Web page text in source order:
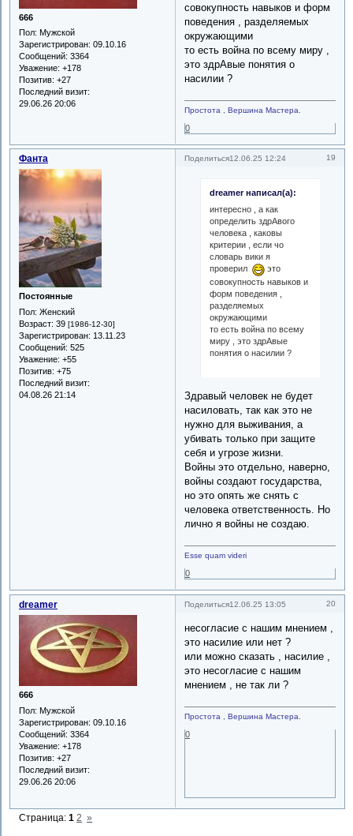
666
Пол: Мужской
Зарегистрирован: 09.10.16
Сообщений: 3364
Уважение: +178
Позитив: +27
Последний визит:
29.06.26 20:06
совокупность навыков и форм
поведения , разделяемых
окружающими
то есть война по всему миру ,
это здрАвые понятия о
насилии ?
Простота , Вершина Мастера.
0
Поделиться 19
12.06.25 12:24
Фанта
Постоянные
Пол: Женский
Возраст: 39 [1986-12-30]
Зарегистрирован: 13.11.23
Сообщений: 525
Уважение: +55
Позитив: +75
Последний визит:
04.08.26 21:14
dreamer написал(а):
интересно , а как
определить здрАвого
человека , каковы
критерии , если чо
словарь вики я
проверил
это
совокупность навыков и
форм поведения ,
разделяемых
окружающими
то есть война по всему
миру , это здрАвые
понятия о насилии ?
Здравый человек не будет
насиловать, так как это не
нужно для выживания, а
убивать только при защите
себя и угрозе жизни.
Войны это отдельно, наверно,
войны создают государства,
но это опять же снять с
человека ответственность. Но
лично я войны не создаю.
Esse quam videri
0
Поделиться 20
12.06.25 13:05
dreamer
666
Пол: Мужской
Зарегистрирован: 09.10.16
Сообщений: 3364
Уважение: +178
Позитив: +27
Последний визит:
29.06.26 20:06
несогласие с нашим мнением ,
это насилие или нет ?
или можно сказать , насилие ,
это несогласие с нашим
мнением , не так ли ?
Простота , Вершина Мастера.
0
Страница:1 2 »